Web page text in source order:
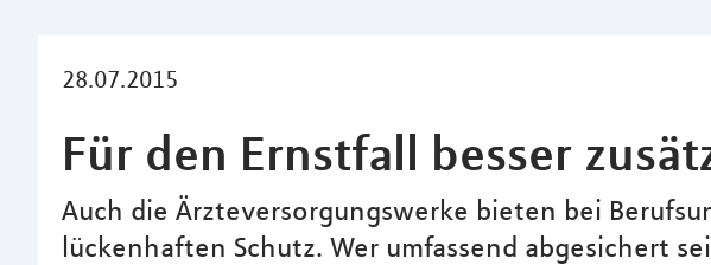
28.07.2015
Für den Ernstfall besser
Auch die Ärzteversorgungswerke bieten bei
lückenhaften Schutz. Wer umfassend abgesichert